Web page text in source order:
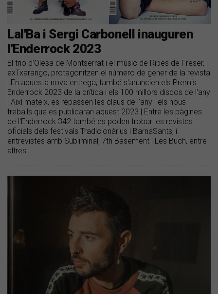
Lal'Ba i Sergi Carbonell inauguren
l'Enderrock 2023
El trio d'Olesa de Montserrat i el músic de Ribes de Freser, i
exTxarango, protagonitzen el número de gener de la revista
| En aquesta nova entrega, també s'anuncien els Premis
Enderrock 2023 de la crítica i els 100 millors discos de l'any
| Així mateix, es repassen les claus de l'any i els nous
treballs que es publicaran aquest 2023 | Entre les pàgines
de l'Enderrock 342 també es poden trobar les revistes
oficials dels festivals Tradicionàrius i BarnaSants, i
entrevistes amb Subliminal, 7th Basement i Les Buch, entre
altres